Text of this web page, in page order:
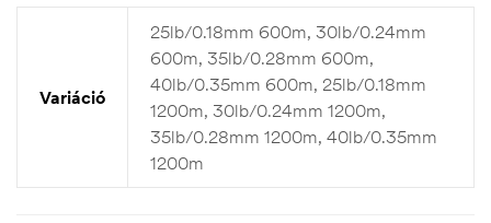
Variáció
25lb/0.18mm 600m, 30lb/0.24mm
600m, 35lb/0.28mm 600m,
40lb/0.35mm 600m, 25lb/0.18mm
1200m, 30lb/0.24mm 1200m,
35lb/0.28mm 1200m, 40lb/0.35mm
1200m